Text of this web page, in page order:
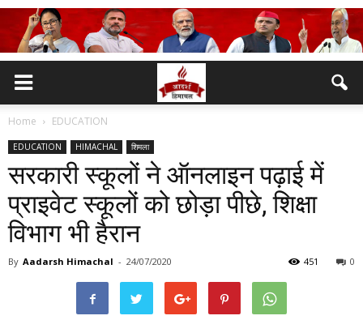
Home EDUCATION
EDUCATION HIMACHAL शिमला
सरकारी स्कूलों ने ऑनलाइन पढ़ाई में
प्राइवेट स्कूलों को छोड़ा पीछे, शिक्षा
विभाग भी हैरान
By Aadarsh Himachal - 24/07/2020 0
451